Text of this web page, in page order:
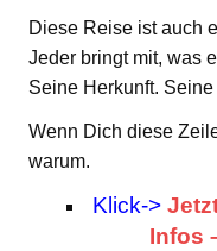
Diese Reise ist auch
Jeder bringt mit, was
Seine Herkunft.
Wenn Dich diese
warum.
Klick->
Infos –